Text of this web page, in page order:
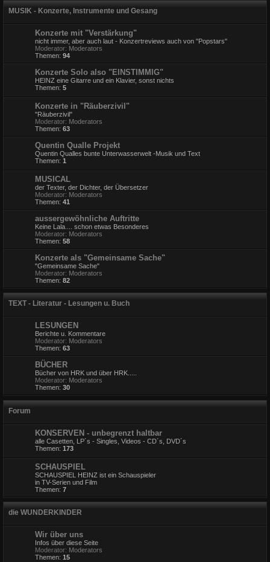
MUSIK - Konzerte, Instrumente und Gesang
Konzerte mit "Verstärkung"
nicht immer, aber auch laut - Konzertreviews auch von "Popstars"
Moderator: Moderators
Themen: 94
Konzerte Solo also "EINSTIMMIG"
HEINZ eine Gitarre und ein Klavier, sonst nichts
Themen: 5
Konzerte in "Räuberzivil"
"Räuberzivil"
Moderator: Moderators
Themen: 63
Quentin Qualle Projekt
Quentin Qualles bunte Unterwasserwelt -Musik und Text
Themen: 1
MUSICAL
der Texter, der Dichter, der Übersetzer
Moderator: Moderators
Themen: 41
aussergewöhnliche Auftritte
Keine Lala.... schon etwas Besonderes
Moderator: Moderators
Themen: 58
Konzerte als "Gemeinsame Sache"
"Gemeinsame Sache"
Moderator: Moderators
Themen: 82
TEXT - Literatur - Lesungen u. Buch
LESUNGEN
Berichte u. Kommentare
Moderator: Moderators
Themen: 63
BÜCHER
Bücher von HRK und über HRK.....
Moderator: Moderators
Themen: 30
Forum
KONSERVEN - unbegrenzt haltbar
alle Casetten, LP´s - Singles, Videos - CD´s, DVD´s
Themen: 173
SCHAUSPIEL
SCHAUSPIEL HEINZ ist ein Schauspieler
in TV-Serien und Film
Themen: 7
die WUNDERKINDER
Wir über uns
Infos über diese Seite
Moderator: Moderators
Themen: 15